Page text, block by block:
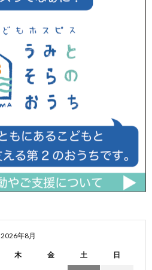
2026年8月
木 金 土 日